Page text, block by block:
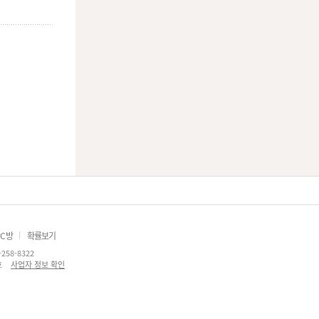
방 확률보기
8322
사업자 정보 확인